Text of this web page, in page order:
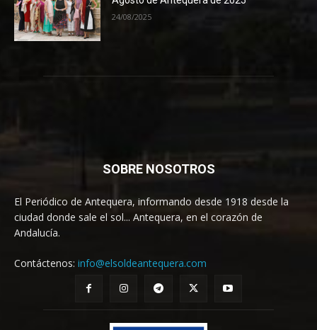
24/08/2025
SOBRE NOSOTROS
El Periódico de Antequera, informando desde 1918 desde la
ciudad donde sale el sol... Antequera, en el corazón de
Andalucía.
Contáctenos: info@elsoldeantequera.com